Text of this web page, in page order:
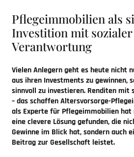
Pflegeimmobilien als
Investition mit sozialer
Verantwortung
Vielen Anlegern geht es heute nicht
aus ihren Investments zu gewinnen,
sinnvoll zu investieren. Renditen mit
– das schaffenAltersvorsorge-
als Experte für Pflegeimmobilien
eine clevere Lösung gefunden, die
Gewinne im Blick hat, sondern auch
Beitrag zur Gesellschaft leistet.